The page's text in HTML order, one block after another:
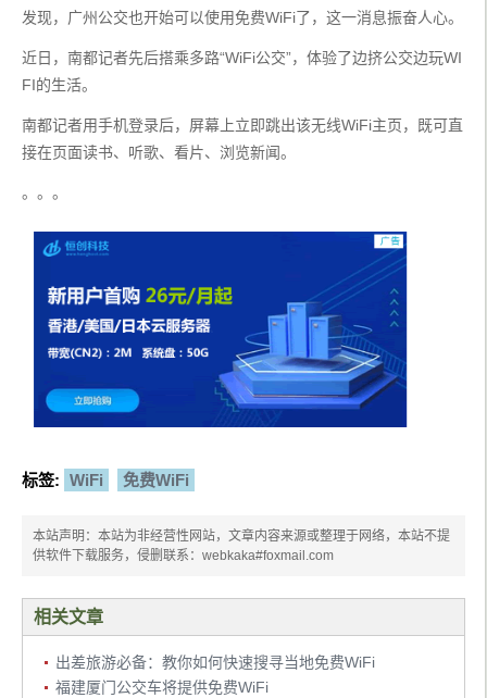
发现，广州公交也开始可以使用免费WiFi了，这一消息振奋人心。
近日，南都记者先后搭乘多路“WiFi公交”，体验了边挤公交边玩WI
FI的生活。
南都记者用手机登录后，屏幕上立即跳出该无线WiFi主页，既可直
接在页面读书、听歌、看片、浏览新闻。
。。。
标签: WiFi 免费WiFi
本站声明：本站为非经营性网站，文章内容来源或整理于网络，本站不提
供软件下载服务，侵删联系：webkaka#foxmail.com
相关文章
出差旅游必备：教你如何快速搜寻当地免费WiFi
福建厦门公交车将提供免费WiFi